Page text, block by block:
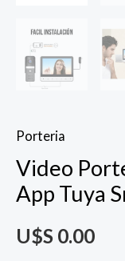
Porteria
Video
App Tuya
U$S 0.00